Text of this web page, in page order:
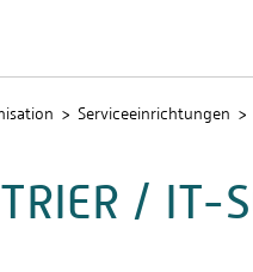
Serviceeinrichtungen
/ IT-